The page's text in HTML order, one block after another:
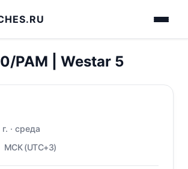
PAM | Westar 5
· среда
МСК (UTC+3)